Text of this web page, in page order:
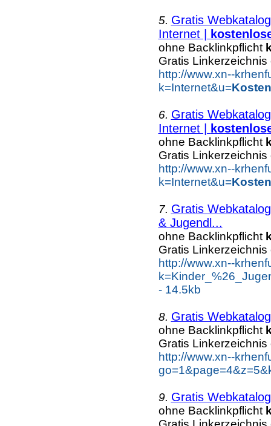
5. Gratis
Internet |
kostenlos
ohne Backlinkpflicht
Gratis Linkerzeichnis
http://www.xn--
k=Internet&u=
6. Gratis
Internet |
kostenlos
ohne Backlinkpflicht
Gratis Linkerzeichnis
http://www.xn--
k=Internet&u=
7. Gratis
& Jugendl...
ohne Backlinkpflicht
Gratis Linkerzeichnis
http://www.xn--
- 14.5kb
8. Gratis
ohne Backlinkpflicht
Gratis Linkerzeichnis
http://www.xn--
9. Gratis
ohne Backlinkpflicht